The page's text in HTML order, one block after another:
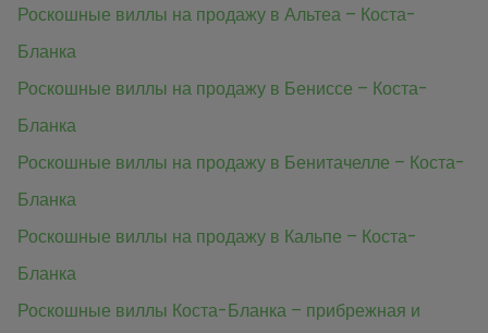
Роскошные виллы на продажу в Альтеа – Коста-
Бланка
Роскошные виллы на продажу в Бениссе – Коста-
Бланка
Роскошные виллы на продажу в Бенитачелле – Коста-
Бланка
Роскошные виллы на продажу в Кальпе – Коста-
Бланка
Роскошные виллы Коста-Бланка – прибрежная и